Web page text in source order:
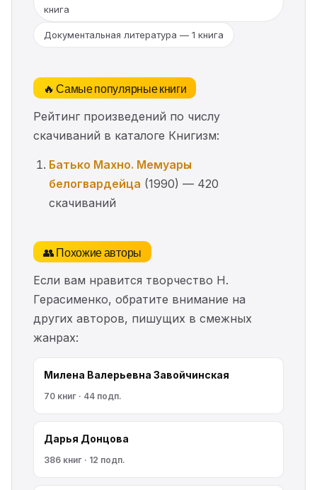
книга
Документальная литература — 1 книга
🔥 Самые популярные книги
Рейтинг произведений по числу
скачиваний в каталоге Книгизм:
Батько Махно. Мемуары
белогвардейца (1990) — 420
скачиваний
👥 Похожие авторы
Если вам нравится творчество Н.
Герасименко, обратите внимание на
других авторов, пишущих в смежных
жанрах:
Милена Валерьевна Завойчинская
70 книг · 44 подп.
Дарья Донцова
386 книг · 12 подп.